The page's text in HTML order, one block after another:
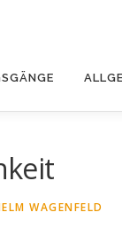
WAGENFELD